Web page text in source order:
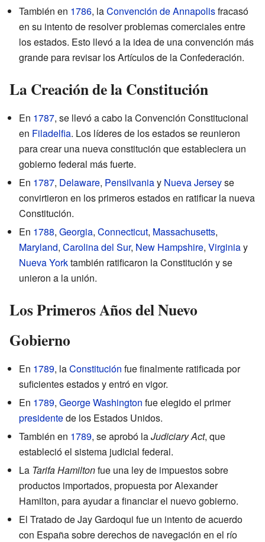
También en 1786, laConvención de Annapolisfracasó
en su intento de resolver problemas comerciales entre
los estados. Esto llevó a la idea de una convención más
grande para revisar los Artículos de la Confederación.
La Creación de la Constitución
En 1787, se llevó a cabo la Convención Constitucional
en Filadelfia. Los líderes de los estados se reunieron
para crear una nueva constitución que estableciera un
gobierno federal más fuerte.
En 1787, Delaware, Pensilvaniay Nueva Jerseyse
convirtieron en los primeros estados en ratificar la nueva
Constitución.
En 1788, Georgia, Connecticut, Massachusetts,
Maryland, Carolina del Sur, New Hampshire, Virginiay
Nueva Yorktambién ratificaron la Constitución y se
unieron a la unión.
Los Primeros Años del Nuevo
Gobierno
En 1789, laConstitución fue finalmente ratificada por
suficientes estados y entró en vigor.
En 1789, George Washington fue elegido el primer
presidentede los Estados Unidos.
También en 1789, se aprobó laJudiciary Act, que
estableció el sistema judicial federal.
La Tarifa Hamiltonfue una ley de impuestos sobre
productos importados, propuesta por Alexander
Hamilton, para ayudar a financiar el nuevo gobierno.
El Tratado de Jay Gardoqui fue un intento de acuerdo
con España sobre derechos de navegación en el río